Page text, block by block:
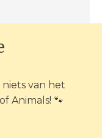
niets van het
Animals! 🐾